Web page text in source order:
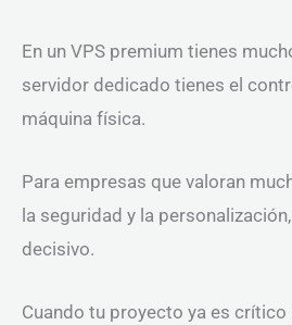
En un VPS premium tienes
servidor dedicado tienes el
máquina física.
Para empresas que valoran
la seguridad y la
decisivo.
Cuando tu proyecto ya es crítico